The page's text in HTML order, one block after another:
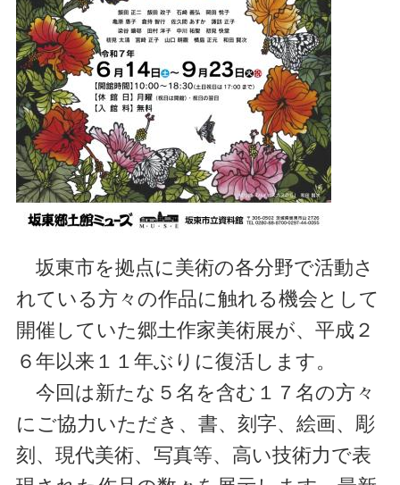
坂東市を拠点に美術の各分野で活動さ
れている方々の作品に触れる機会として
開催していた郷土作家美術展が、平成２
６年以来１１年ぶりに復活します。
今回は新たな５名を含む１７名の方々
にご協力いただき、書、刻字、絵画、彫
刻、現代美術、写真等、高い技術力で表